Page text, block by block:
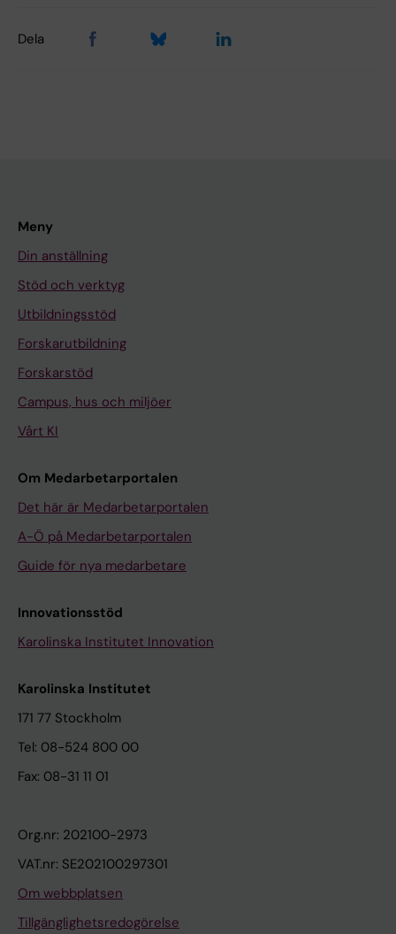
Dela
Meny
Din anställning
Stöd och verktyg
Utbildningsstöd
Forskarutbildning
Forskarstöd
Campus, hus och miljöer
Vårt KI
Om Medarbetarportalen
Det här är Medarbetarportalen
A-Ö på Medarbetarportalen
Guide för nya medarbetare
Innovationsstöd
Karolinska Institutet Innovation
Karolinska Institutet
171 77 Stockholm
Tel: 08-524 800 00
Fax: 08-31 11 01
Org.nr: 202100-2973
VAT.nr: SE202100297301
Om webbplatsen
Tillgänglighetsredogörelse